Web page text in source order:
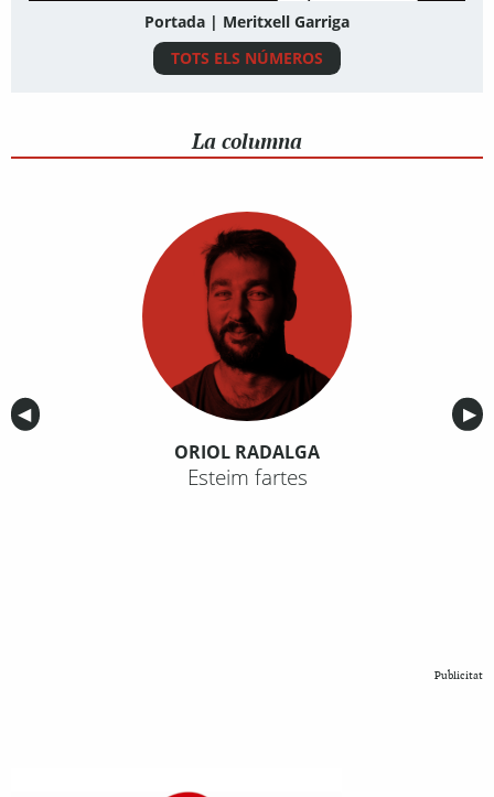
Portada | Meritxell Garriga
TOTS ELS NÚMEROS
La columna
Anterior
◀︎ ▶︎
ORIOL RADALGA
Esteim fartes
Publicitat